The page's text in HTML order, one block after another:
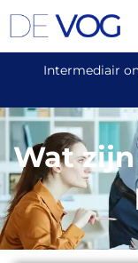
Intermediair
Wat